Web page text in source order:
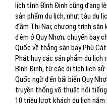
lịch tỉnh Bình Định cũng đang
sản phẩm du lịch, như: tàu du
đầm Thị Nại; chương trình sân
đêm ở Quy Nhơn; chuyến bay
Quốc về thẳng sân bay Phù
Phát huy các sản phẩm du
Bình Định, từ các di tích lịch
Quốc ngữ đến bãi biển Quy
truyền thống võ thuật nổi
10 triệu lượt khách du lịch năm